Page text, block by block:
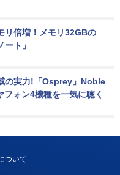
リ倍増！メモリ32GBの
ート」
の実力!「Osprey」Noble
ォン4機種を一気に聴く
ついて